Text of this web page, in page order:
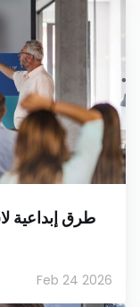
طرق إبداعية
Feb 24 2026